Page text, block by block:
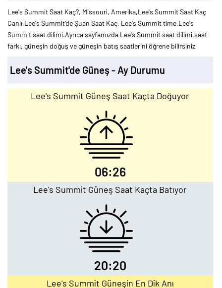
Lee's Summit Saat Kaç?, Missouri, Amerika,Lee's Summit Saat Kaç
Canlı,Lee's Summit'de Şuan Saat Kaç, Lee's Summit time,Lee's
Summit saat dilimi.Ayrıca sayfamızda Lee's Summit saat dilimi,saat
farkı, güneşin doğuş ve güneşin batış saatlerini öğrene bilirsiniz
Lee's Summit'de Güneş - Ay Durumu
Lee's Summit Güneş Saat Kaçta Doğuyor
06:26
Lee's Summit Güneş Saat Kaçta Batıyor
20:20
Lee's Summit Güneşin En Dik Anı